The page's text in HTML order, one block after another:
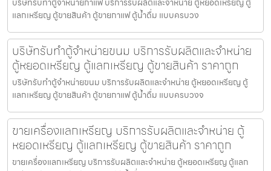
แลกเหรียญ ตู้ขายสินค้า ตู้ขายกาแฟ ตู้น้ำดื่ม แบบครบวง
บริษัทรับทำตู้จำหน่ายขนม บริการรับผลิตและจำหน่าย
ตู้หยอดเหรียญ ตู้แลกเหรียญ ตู้ขายสินค้า ราคาถูก
บริษัทรับทำตู้จำหน่ายขนม บริการรับผลิตและจำหน่าย ตู้หยอดเหรียญ ตู้
แลกเหรียญ ตู้ขายสินค้า ตู้ขายกาแฟ ตู้น้ำดื่ม แบบครบวงจ
ขายเครื่องแลกเหรียญ บริการรับผลิตและจำหน่าย ตู้
หยอดเหรียญ ตู้แลกเหรียญ ตู้ขายสินค้า ราคาถูก
ขายเครื่องแลกเหรียญ บริการรับผลิตและจำหน่าย ตู้หยอดเหรียญ ตู้แลก